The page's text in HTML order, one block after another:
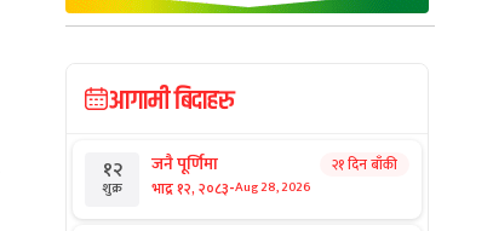
आगामी बिदाहरु
१२
शुक्र
जनै पूर्णिमा
भाद्र १२, २०८३-Aug 28, 2026
२१ दिन बाँकी